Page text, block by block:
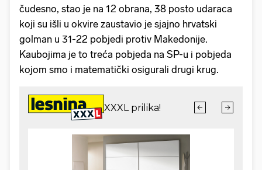
čudesno, stao je na 12 obrana, 38 posto udaraca
koji su išli u okvire zaustavio je sjajno hrvatski
golman u 31-22 pobjedi protiv Makedonije.
Kaubojima je to treća pobjeda na SP-u i pobjeda
kojom smo i matematički osigurali drugi krug.